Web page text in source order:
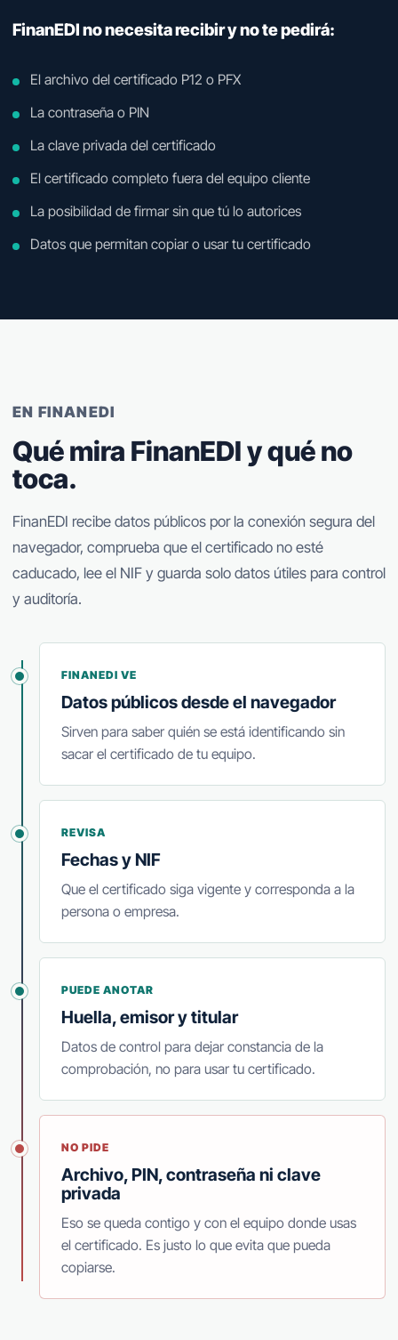
FinanEDI no necesita recibir y no te pedirá:
El archivo del certificado P12 o PFX
La contraseña o PIN
La clave privada del certificado
El certificado completo fuera del equipo cliente
La posibilidad de firmar sin que tú lo autorices
Datos que permitan copiar o usar tu certificado
EN FINANEDI
Qué mira FinanEDI y qué no
toca.
FinanEDI recibe datos públicos por la conexión segura del
navegador, comprueba que el certificado no esté
caducado, lee el NIF y guarda solo datos útiles para control
y auditoría.
FINANEDI VE
Datos públicos desde el navegador
Sirven para saber quién se está identificando sin
sacar el certificado de tu equipo.
REVISA
Fechas y NIF
Que el certificado siga vigente y corresponda a la
persona o empresa.
PUEDE ANOTAR
Huella, emisor y titular
Datos de control para dejar constancia de la
comprobación, no para usar tu certificado.
NO PIDE
Archivo, PIN, contraseña ni clave
privada
Eso se queda contigo y con el equipo donde usas
el certificado. Es justo lo que evita que pueda
copiarse.